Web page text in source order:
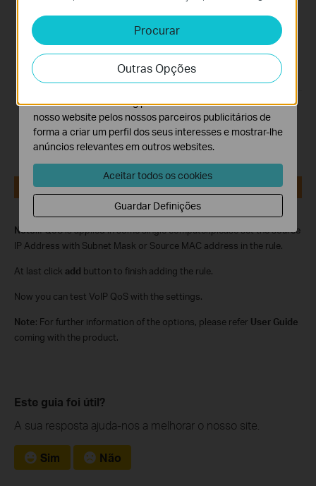
Note:If QoS is applied in some single computer,please set the source
IP Address with Subnet Mask or Source MAC address in the rule.
At last click add button to finish adding the rule.
Now you can test VoIP QoS with the settings.
Note: For further information of the options, please refer User Guide
coming with the product.
Este guia foi útil?
A sua resposta ajuda-nos a melhorar o nosso site.
Sim Não
Procurar
Outras Opções
Cookies de Análise e Marketing
Os cookies de analise permite-nos analisar as suas
atividades no nosso website para melhorar e ajustar a
funcionalidade do nosso website.
O cookies de marketing podem ser definidos através do
nosso website pelos nossos parceiros publicitários de
forma a criar um perfil dos seus interesses e mostrar-lhe
anúncios relevantes em outros websites.
Aceitar todos os cookies
Guardar Definições